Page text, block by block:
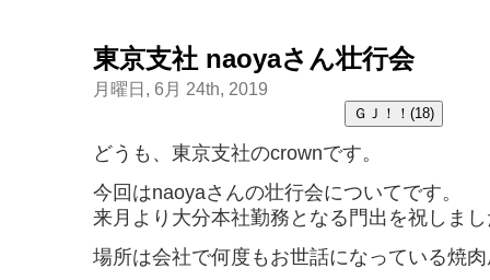
東京支社 naoyaさん壮行会
月曜日, 6月 24th, 2019
どうも、東京支社のcrownです。
今回はnaoyaさんの壮行会についてです。
来月より大分本社勤務となる門出を祝しま
場所は会社で何度もお世話になっている焼